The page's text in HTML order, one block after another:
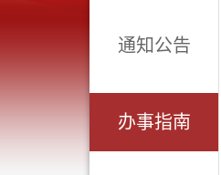
通知公告
办事指南